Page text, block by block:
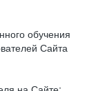
обучения
Сайта